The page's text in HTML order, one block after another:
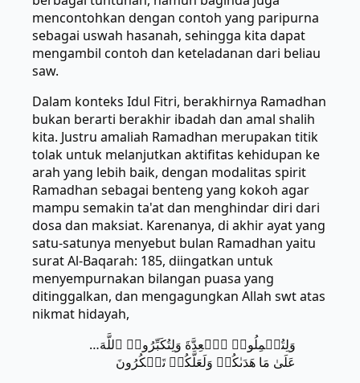
mencontohkan dengan contoh yang paripurna
sebagai uswah hasanah, sehingga kita dapat
mengambil contoh dan keteladanan dari beliau
saw.
Dalam konteks Idul Fitri, berakhirnya Ramadhan
bukan berarti berakhir ibadah dan amal shalih
kita. Justru amaliah Ramadhan merupakan titik
tolak untuk melanjutkan aktifitas kehidupan ke
arah yang lebih baik, dengan modalitas spirit
Ramadhan sebagai benteng yang kokoh agar
mampu semakin ta'at dan menghindar diri dari
dosa dan maksiat. Karenanya, di akhir ayat yang
satu-satunya menyebut bulan Ramadhan yaitu
surat Al-Baqarah: 185, diingatkan untuk
menyempurnakan bilangan puasa yang
ditinggalkan, dan mengagungkan Allah swt atas
nikmat hidayah,
…وَلِتُكۡمِلُوا۟ ٱلۡعِدَّةَ وَلِتُكَبِّرُوا۟ ٱللَّهَ
عَلَىٰ مَا هَدَىٰكُمۡ وَلَعَلَّكُمۡ تَشۡكُرُونَ